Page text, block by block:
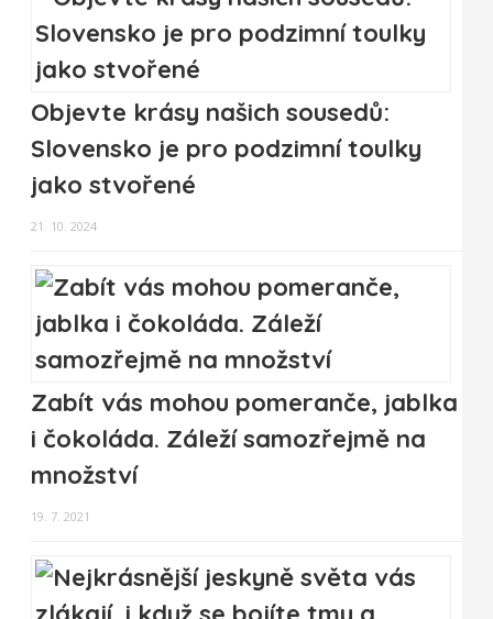
Objevte krásy našich sousedů:
Slovensko je pro podzimní toulky
jako stvořené
21. 10. 2024
Zabít vás mohou pomeranče, jablka
i čokoláda. Záleží samozřejmě na
množství
19. 7. 2021